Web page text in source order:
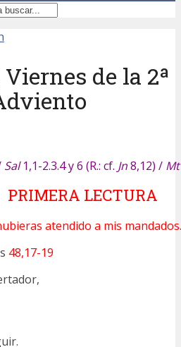
de la 2ª
Sal1,1-2.3.4 y 6 (R.: cf. Jn8,12) / Mt
PRIMERA LECTURA
atendido a mis mandados.
48,17-19